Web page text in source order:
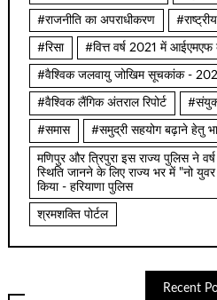
#राजनीति का अपराधीकरण
#रिसा #वित्त वर्ष 2021 में आईएमएफ
#वैश्विक जलवायु जोखिम सूचकांक -
#वैश्विक लैंगिक अंतराल रिपोर्ट
#समास #समुद्री सहयोग बढ़ाने हेतु
मणिपुर और त्रिपुरा इस राज्य पुलिस ने
स्थिति जानने के लिए राज्य भर में "नो
किया - हरियाणा पुलिस
श्रमशक्ति पोर्टल
Recent